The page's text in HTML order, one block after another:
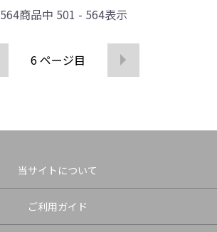
564商品中 501 - 564表示
6ページ目
当サイトについて
ご利用ガイド